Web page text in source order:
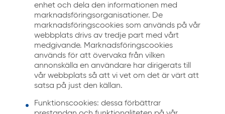
enhet och dela den informationen med
marknadsföringsorganisationer. De
marknadsföringscookies som används på vår
webbplats drivs av tredje part med vårt
medgivande. Marknadsföringscookies
används för att övervaka från vilken
annonskälla en användare har dirigerats till
vår webbplats så att vi vet om det är värt att
satsa på just den källan.
Funktionscookies: dessa förbättrar